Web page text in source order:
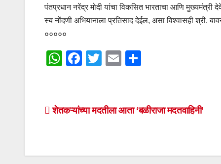
पंतप्रधान नरेंद्र मोदी यांचा विकसित भारताचा आणि मुख्यमंत्री
स्य नोंदणी अभियानाला प्रतिसाद देईल, असा विश्वासही श्री.
०००००
W
s
p
F
e
o
T
er
E
e
Post
शेतकऱ्यांच्या मदतीला आता ‘बळीराजा मदतवाहिनी’